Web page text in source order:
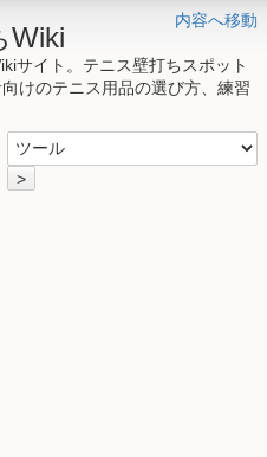
内容へ移動
Wiki
サイト。テニス壁打ちスポット
けのテニス用品の選び方、練習
>